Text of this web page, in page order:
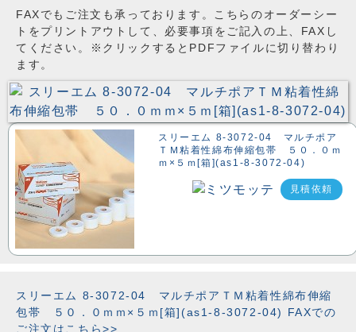
FAXでもご注文も承っております。こちらのオーダーシー
トをプリントアウトして、必要事項をご記入の上、FAXし
てください。※クリックするとPDFファイルに切り替わり
ます。
スリーエム 8-3072-04 マルチポア
ＴＭ粘着性綿布伸縮包帯 ５０．０ｍ
ｍ×５ｍ[箱](as1-8-3072-04)
見積依頼
スリーエム 8-3072-04 マルチポアＴＭ粘着性綿布伸縮
包帯 ５０．０ｍｍ×５ｍ[箱](as1-8-3072-04) FAXでの
ご注文はこちら>>